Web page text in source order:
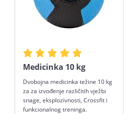
Medicinka 10 kg
Dvobojna medicinka težine 10 kg
za za izvođenje različitih vježbi
snage, eksplozivnosti, Crossfit i
funkcionalnog treninga.